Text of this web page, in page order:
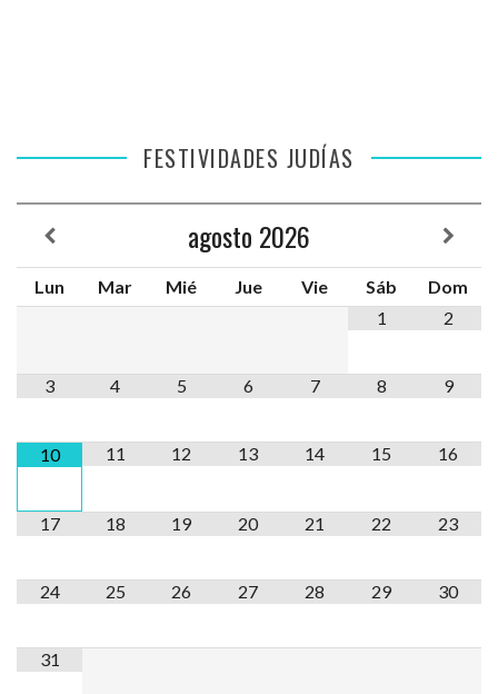
FESTIVIDADES JUDÍAS
agosto 2026
Lun Mar Mié Jue Vie Sáb
Dom
1
2
3 4 5 6 7 8 9
10 11 12 13 14 15 16
17 18 19 20 21 22 23
24 25 26 27 28 29 30
31